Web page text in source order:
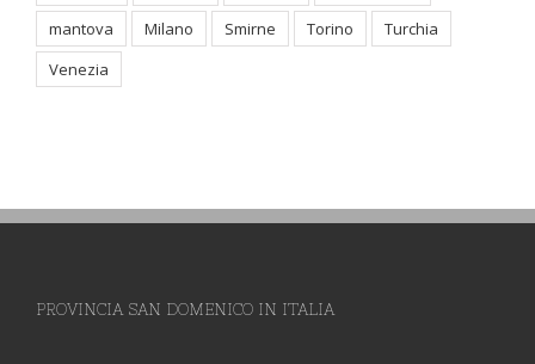
mantova
Milano Smirne Torino
Turchia
Venezia
PROVINCIA SAN DOMENICO IN ITALIA